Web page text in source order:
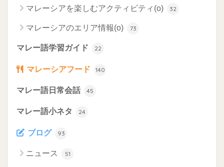
マレーシアを楽しむアクティビティ(o) 32
マレーシアのエリア情報(o) 73
マレー語学習ガイド 22
マレーシアフード 140
マレー語日常会話 45
マレー語小ネタ 24
ブログ 93
ニュース 51